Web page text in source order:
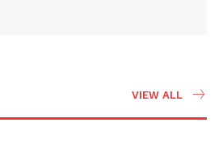
VIEW ALL